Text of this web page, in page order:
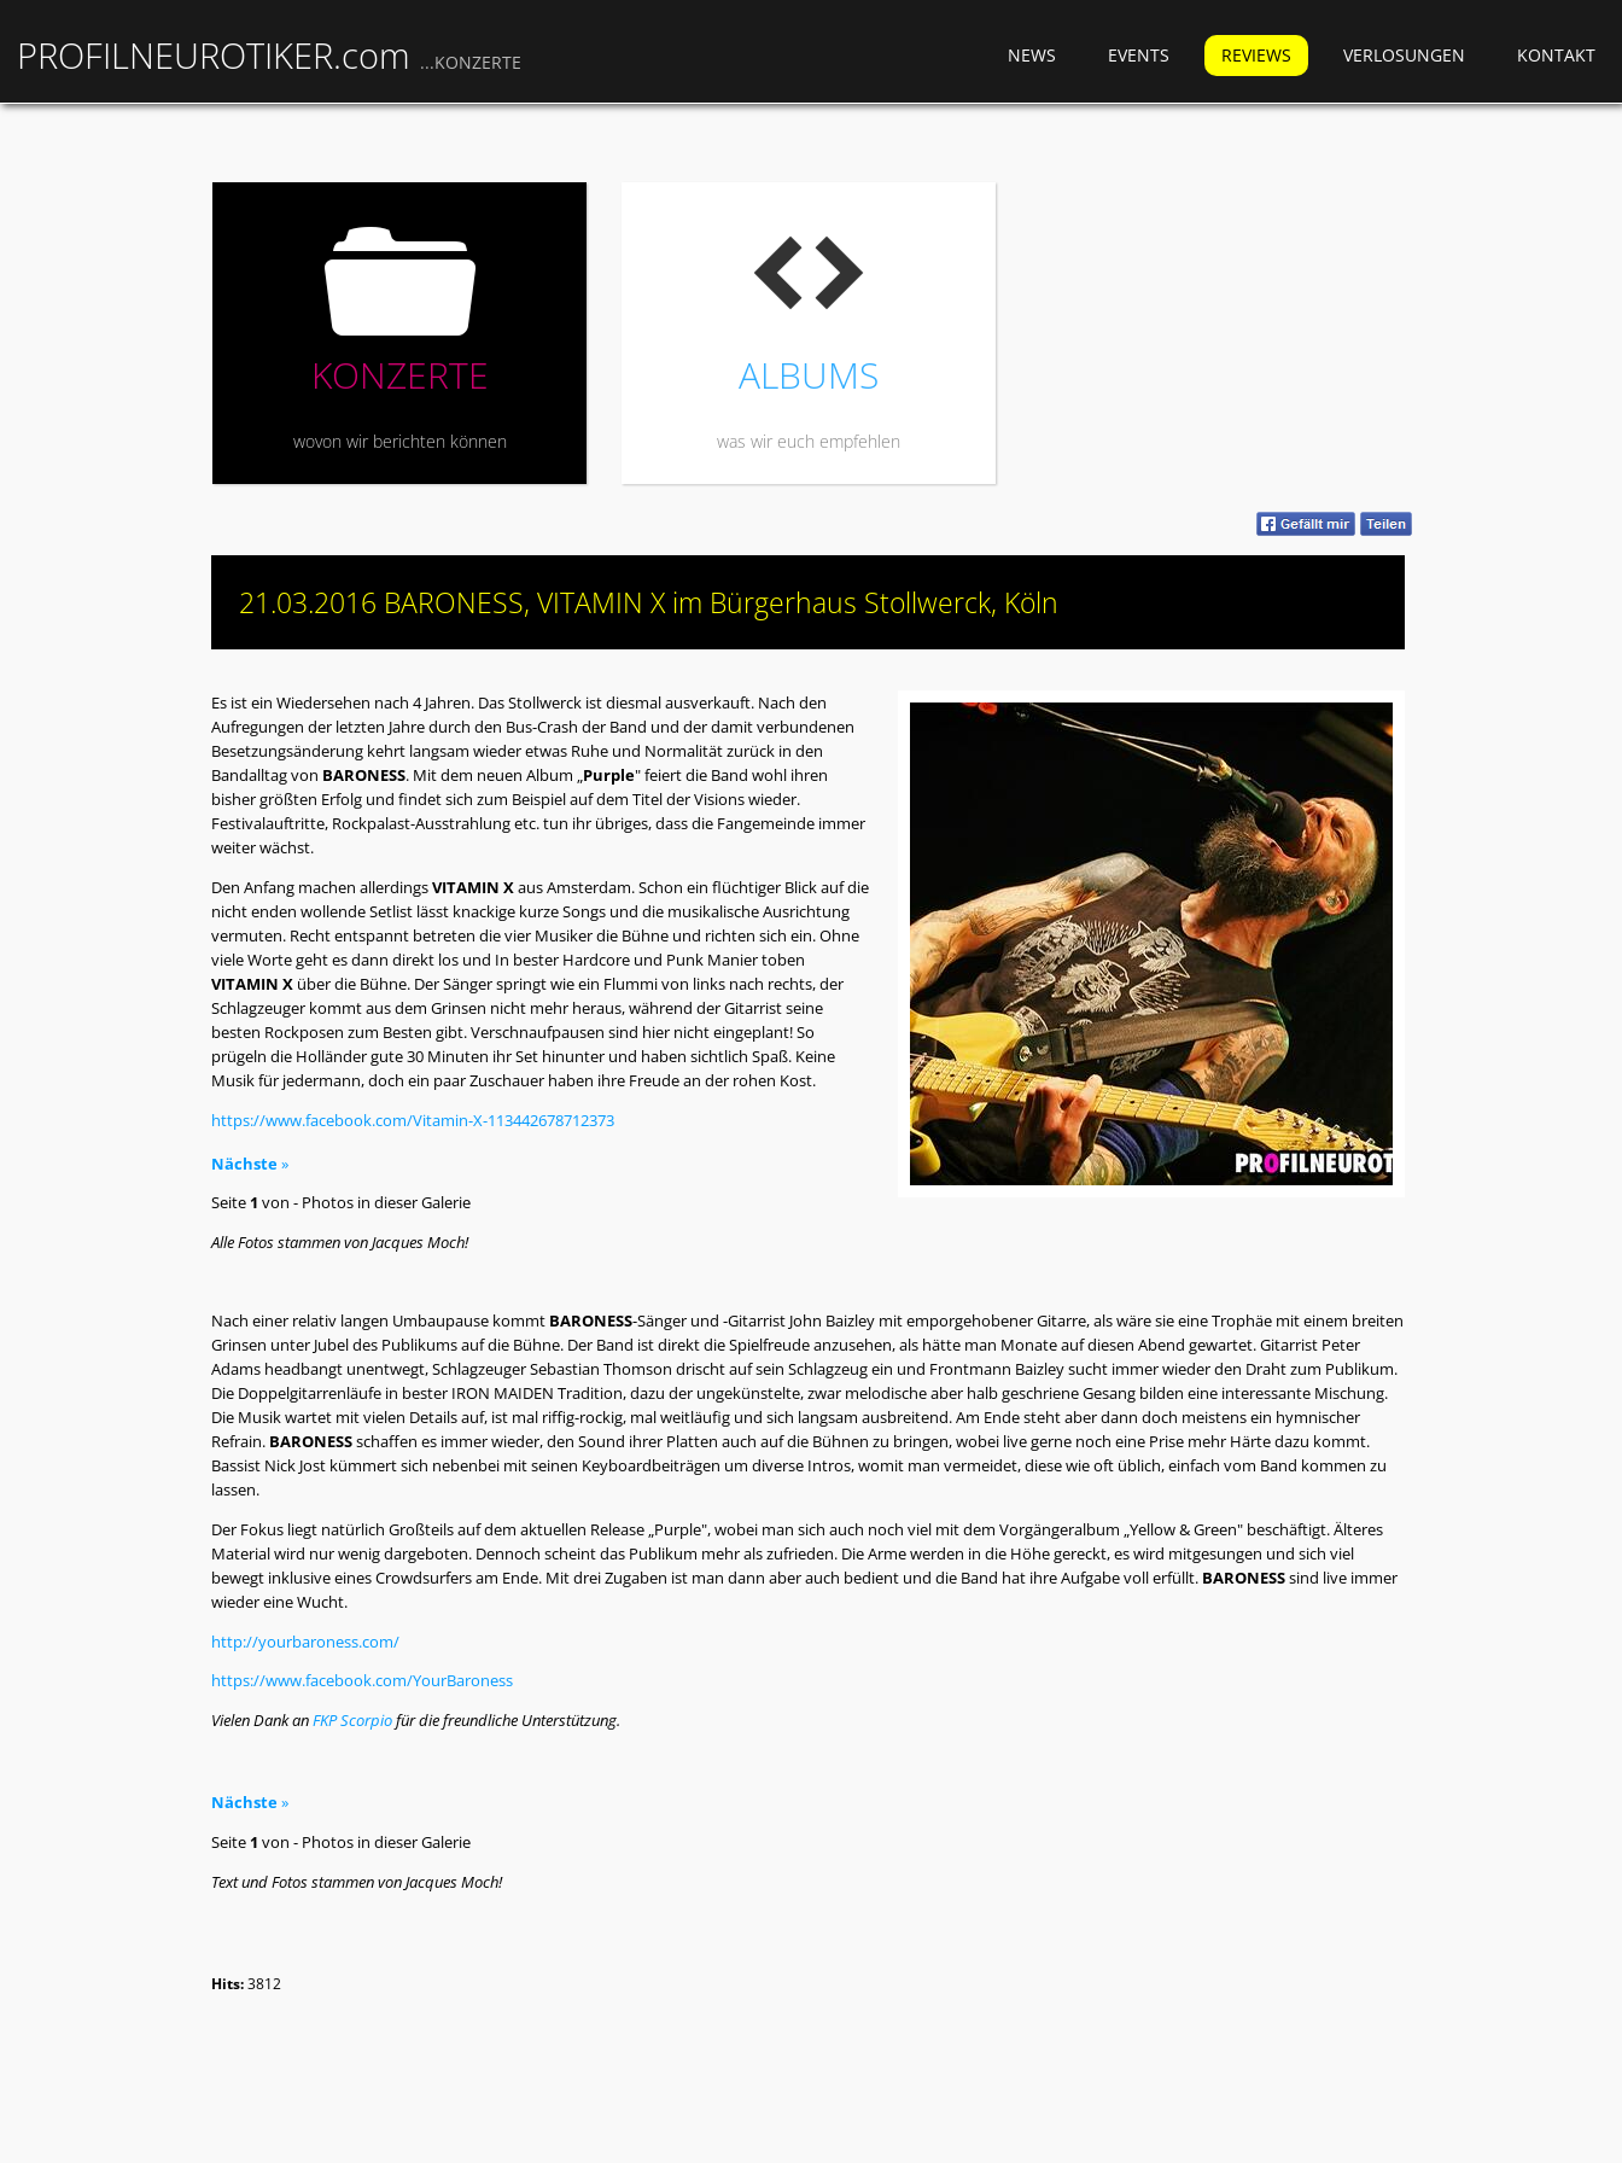
NEWS EVENTS REVIEWS VERLOSUNGEN KONTAKT
PROFILNEUROTIKER.com ...KONZERTE
F
KONZERTE
wovon wir berichten können
H
ALBUMS
was wir euch empfehlen
21.03.2016 BARONESS, VITAMIN X im Bürgerhaus Stollwerck, Köln
Es ist ein Wiedersehen nach 4 Jahren. Das Stollwerck ist diesmal ausverkauft. Nach den
Aufregungen der letzten Jahre durch den Bus-Crash der Band und der damit verbundenen
Besetzungsänderung kehrt langsam wieder etwas Ruhe und Normalität zurück in den
Bandalltag von BARONESS. Mit dem neuen Album „Purple" feiert die Band wohl ihren
bisher größten Erfolg und findet sich zum Beispiel auf dem Titel der Visions wieder.
Festivalauftritte, Rockpalast-Ausstrahlung etc. tun ihr übriges, dass die Fangemeinde immer
weiter wächst.
Den Anfang machen allerdingsVITAMIN Xaus Amsterdam. Schon ein flüchtiger Blick auf die
nicht enden wollende Setlist lässt knackige kurze Songs und die musikalische Ausrichtung
vermuten. Recht entspannt betreten die vier Musiker die Bühne und richten sich ein. Ohne
viele Worte geht es dann direkt los und In bester Hardcore und Punk Manier toben
VITAMIN X über die Bühne. Der Sänger springt wie ein Flummi von links nach rechts, der
Schlagzeuger kommt aus dem Grinsen nicht mehr heraus, während der Gitarrist seine
besten Rockposen zum Besten gibt. Verschnaufpausen sind hier nicht eingeplant! So
prügeln die Holländer gute 30 Minuten ihr Set hinunter und haben sichtlich Spaß. Keine
Musik für jedermann, doch ein paar Zuschauer haben ihre Freude an der rohen Kost.
https://www.facebook.com/Vitamin-X-113442678712373
Nächste»
Seite 1 von- Photos in dieser Galerie
Alle Fotos stammen von Jacques Moch!
Nach einer relativ langen Umbaupause kommt BARONESS-Sänger und -Gitarrist John Baizley mit emporgehobener Gitarre, als wäre sie eine Trophäe mit einem breiten
Grinsen unter Jubel des Publikums auf die Bühne. Der Band ist direkt die Spielfreude anzusehen, als hätte man Monate auf diesen Abend gewartet. Gitarrist Peter
Adams headbangt unentwegt, Schlagzeuger Sebastian Thomson drischt auf sein Schlagzeug ein und Frontmann Baizley sucht immer wieder den Draht zum Publikum.
Die Doppelgitarrenläufe in bester IRON MAIDEN Tradition, dazu der ungekünstelte, zwar melodische aber halb geschriene Gesang bilden eine interessante Mischung.
Die Musik wartet mit vielen Details auf, ist mal riffig-rockig, mal weitläufig und sich langsam ausbreitend. Am Ende steht aber dann doch meistens ein hymnischer
Refrain. BARONESSschaffen es immer wieder, den Sound ihrer Platten auch auf die Bühnen zu bringen, wobei live gerne noch eine Prise mehr Härte dazu kommt.
Bassist Nick Jost kümmert sich nebenbei mit seinen Keyboardbeiträgen um diverse Intros, womit man vermeidet, diese wie oft üblich, einfach vom Band kommen zu
lassen.
Der Fokus liegt natürlich Großteils auf dem aktuellen Release „Purple", wobei man sich auch noch viel mit dem Vorgängeralbum „Yellow & Green" beschäftigt. Älteres
Material wird nur wenig dargeboten. Dennoch scheint das Publikum mehr als zufrieden. Die Arme werden in die Höhe gereckt, es wird mitgesungen und sich viel
bewegt inklusive eines Crowdsurfers am Ende. Mit drei Zugaben ist man dann aber auch bedient und die Band hat ihre Aufgabe voll erfüllt. BARONESSsind live immer
wieder eine Wucht.
http://yourbaroness.com/
https://www.facebook.com/YourBaroness
Vielen Dank anFKP Scorpiofür die freundliche Unterstützung.
Nächste»
Seite 1 von- Photos in dieser Galerie
Text und Fotos stammen von Jacques Moch!
Hits:3812